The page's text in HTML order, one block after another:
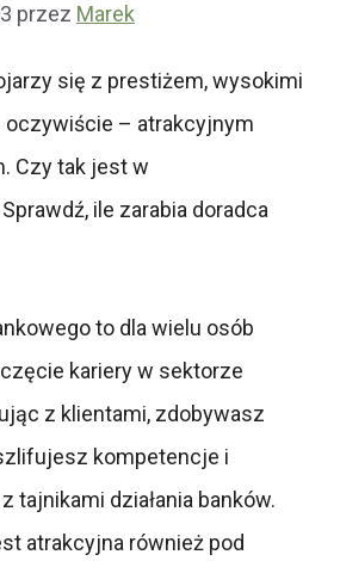
przez Marek
się z prestiżem, wysokimi
oczywiście – atrakcyjnym
Czy tak jest w
ile zarabia doradca
to dla wielu osób
kariery w sektorze
z klientami, zdobywasz
kompetencje i
tajnikami działania banków.
atrakcyjna również pod